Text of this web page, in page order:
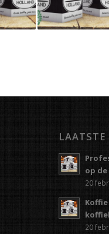
LAATSTE
op de
20
20